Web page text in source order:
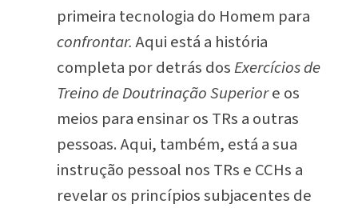
primeira tecnologia do Homem para
confrontar. Aqui está a história
completa por detrás dosExercícios de
Treino de Doutrinação Superiore os
meios para ensinar os TRs a outras
pessoas. Aqui, também, está a sua
instrução pessoal nos TRs e CCHs a
revelar os princípios subjacentes de